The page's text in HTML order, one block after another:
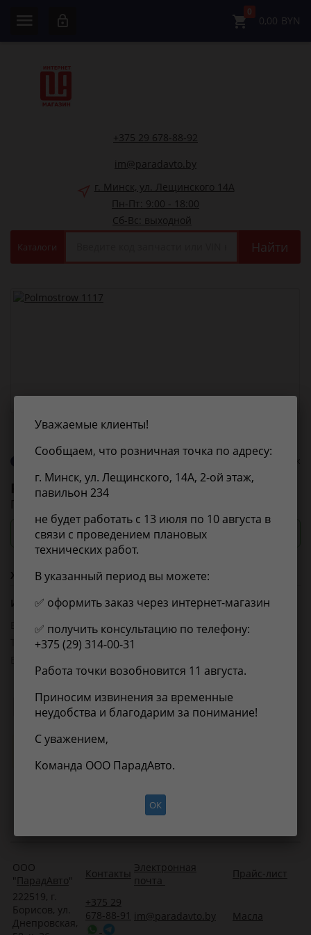
0
0,00 BYN
+375 29 678-88-92
im@paradavto.by
г. Минск, ул. Лещинского 14А
Пн-Пт: 9:00 - 18:00
Сб-Вс: выходной
Каталоги Найти
О бренде Polmostrow 0 оценок
Polmostrow1117
Посмотреть цены и сроки
Характеристики
Из справочника ABCP
EAN-13:
5904157311987
Товарная группа:
Применимость Отзывы
ООО
" ПарадАвто"
Контакты Электронная
почта
Прайс-лист
222519, г.
Борисов, ул.
Днепровская,
+375 29
678-88-91
im@paradavto.by Масла
Уважаемые клиенты!
Сообщаем, что розничная точка по адресу:
г. Минск, ул. Лещинского, 14А, 2-ой этаж,
павильон 234
не будет работать с 13 июля по 10 августа в
связи с проведением плановых
технических работ.
В указанный период вы можете:
✅ оформить заказ через интернет-магазин
✅ получить консультацию по телефону:
+375 (29) 314-00-31
Работа точки возобновится 11 августа.
Приносим извинения за временные
неудобства и благодарим за понимание!
С уважением,
Команда ООО ПарадАвто.
ОК